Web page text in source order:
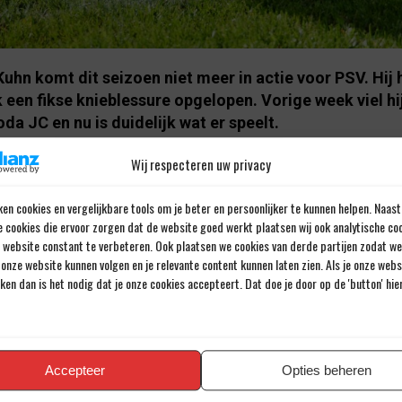
Wij respecteren uw privacy
cookies en vergelijkbare tools om je beter en persoonlijker te kunnen helpen. Naast
cookies die ervoor zorgen dat de website goed werkt plaatsen wij ook analytische
website constant te verbeteren. Ook plaatsen we cookies van derde partijen zodat
website kunnen volgen en je relevante content kunnen laten zien. Als je onze
dan is het nodig dat je onze cookies accepteert. Dat doe je door op de 'button'
Accepteer Opties beheren
komt dit seizoen niet meer in actie voor PSV. Hij
een fikse knieblessure opgelopen. Vorige week viel
JC en nu is duidelijk wat er speelt.
Dagblad weet: “Er is goede hoop dat hij in de
de revalidatie wel goed verlopen.” Jong PSV speelde
de uitwedstrijd tegen Helmond Sport, maar
in zijn geboorteplaats missen. Het zou niet gaan
kruisband, zo klinkt het. Wel moet het PSV-talent,
uit de voeten kan, dus minimaal een aantal
seizoen voor Wessel Kuhn